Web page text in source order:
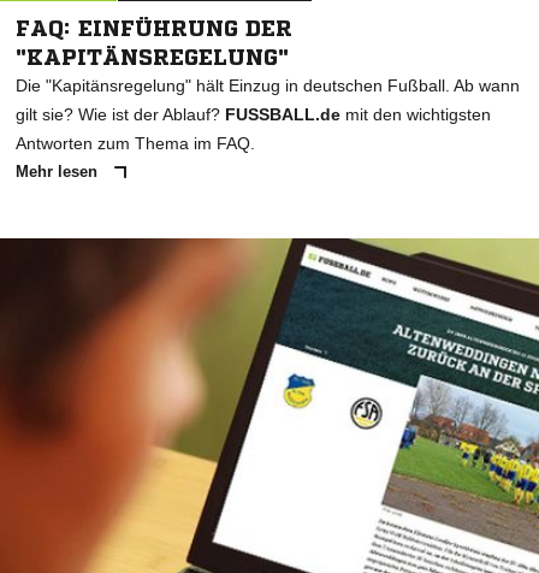
FAQ: EINFÜHRUNG DER
"KAPITÄNSREGELUNG"
Die "Kapitänsregelung" hält Einzug in deutschen Fußball. Ab wann
gilt sie? Wie ist der Ablauf? FUSSBALL.de mit den wichtigsten
Antworten zum Thema im FAQ.
Mehr lesen